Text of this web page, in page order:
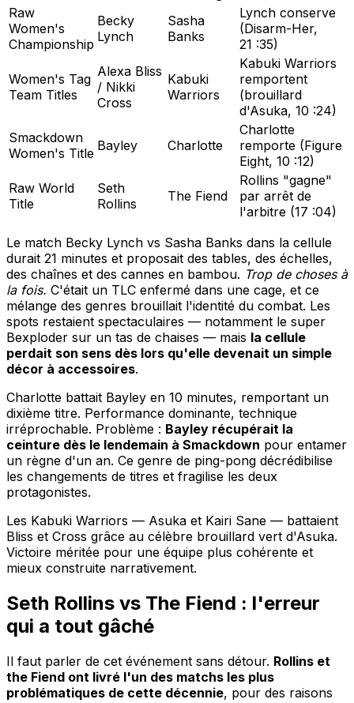
Raw
Women's
Championship
Becky
Lynch
Sasha
Banks
Lynch conserve
(Disarm-Her,
21 :35)
Women's Tag
Team Titles
Alexa Bliss
/ Nikki
Cross
Kabuki
Warriors
Kabuki Warriors
remportent
(brouillard
d'Asuka, 10 :24)
Smackdown
Women's Title Bayley Charlotte
Charlotte
remporte (Figure
Eight, 10 :12)
Raw World
Title
Seth
Rollins
The Fiend
Rollins "gagne"
par arrêt de
l'arbitre (17 :04)
Le match Becky Lynch vs Sasha Banks dans la cellule
durait 21 minutes et proposait des tables, des échelles,
des chaînes et des cannes en bambou. Trop de choses à
la fois. C'était un TLC enfermé dans une cage, et ce
mélange des genres brouillait l'identité du combat. Les
spots restaient spectaculaires — notamment le super
Bexploder sur un tas de chaises — mais la cellule
perdait son sens dès lors qu'elle devenait un simple
décor à accessoires.
Charlotte battait Bayley en 10 minutes, remportant un
dixième titre. Performance dominante, technique
irréprochable. Problème : Bayley récupérait la
ceinture dès le lendemain à Smackdown pour entamer
un règne d'un an. Ce genre de ping-pong décrédibilise
les changements de titres et fragilise les deux
protagonistes.
Les Kabuki Warriors — Asuka et Kairi Sane — battaient
Bliss et Cross grâce au célèbre brouillard vert d'Asuka.
Victoire méritée pour une équipe plus cohérente et
mieux construite narrativement.
Seth Rollins vs The Fiend : l'erreur
qui a tout gâché
Il faut parler de cet événement sans détour. Rollins et
the Fiend ont livré l'un des matchs les plus
problématiques de cette décennie, pour des raisons